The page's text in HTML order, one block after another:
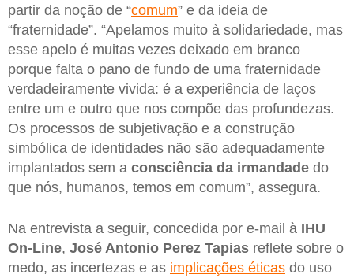
partir da noção de “comum” e da ideia de
“fraternidade”. “Apelamos muito à solidariedade, mas
esse apelo é muitas vezes deixado em branco
porque falta o pano de fundo de uma fraternidade
verdadeiramente vivida: é a experiência de laços
entre um e outro que nos compõe das profundezas.
Os processos de subjetivação e a construção
simbólica de identidades não são adequadamente
implantados sem a consciência da irmandade do
que nós, humanos, temos em comum”, assegura.
Na entrevista a seguir, concedida por e-mail à IHU
On-Line, José Antonio Perez Tapias reflete sobre o
medo, as incertezas e as implicações éticas do uso